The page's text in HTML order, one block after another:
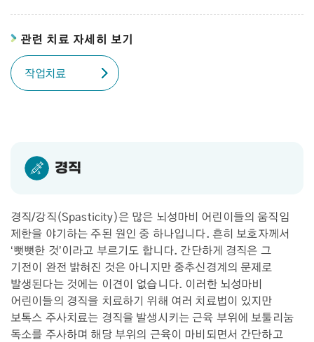
관련 치료 자세히 보기
작업치료
경직
경직/강직(Spasticity)은 많은 뇌성마비 어린이들의 움직임
제한을 야기하는 주된 원인 중 하나입니다. 흔히 보호자께서
‘뻣뻣한 것’이라고 부르기도 합니다. 간단하게 경직은 그
기전이 완전 밝혀진 것은 아니지만 중추신경계의 문제로
발생된다는 것에는 이견이 없습니다. 이러한 뇌성마비
어린이들의 경직을 치료하기 위해 여러 치료법이 있지만
보톡스 주사치료는 경직을 발생시키는 근육 부위에 보툴리눔
독소를 주사하며 해당 부위의 근육이 마비되면서 간단하고